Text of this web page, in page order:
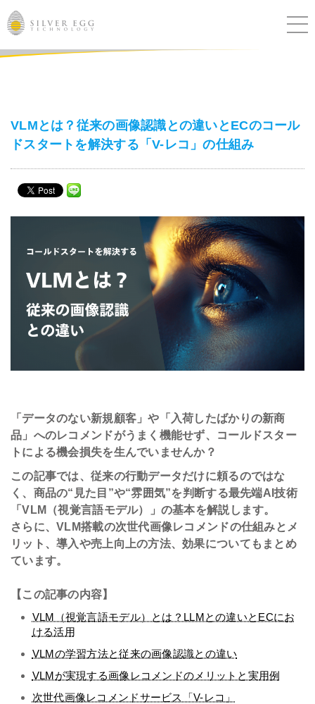
導入事例
ブログ
資料ダウンロード
お問い合わせ
VLMとは？従来の画像認識との違いとECのコール
ドスタートを解決する「V-レコ」の仕組み
「データのない新規顧客」や「入荷したばかりの新商
品」へのレコメンドがうまく機能せず、コールドスター
トによる機会損失を生んでいませんか？
この記事では、従来の行動データだけに頼るのではな
く、商品の“見た目”や“雰囲気”を判断する最先端AI技術
「VLM（視覚言語モデル）」の基本を解説します。
さらに、VLM搭載の次世代画像レコメンドの仕組みとメ
リット、導入や売上向上の方法、効果についてもまとめ
ています。
【この記事の内容】
VLM（視覚言語モデル）とは？LLMとの違いとECにお
ける活用
VLMの学習方法と従来の画像認識との違い
VLMが実現する画像レコメンドのメリットと実用例
次世代画像レコメンドサービス「V-レコ」